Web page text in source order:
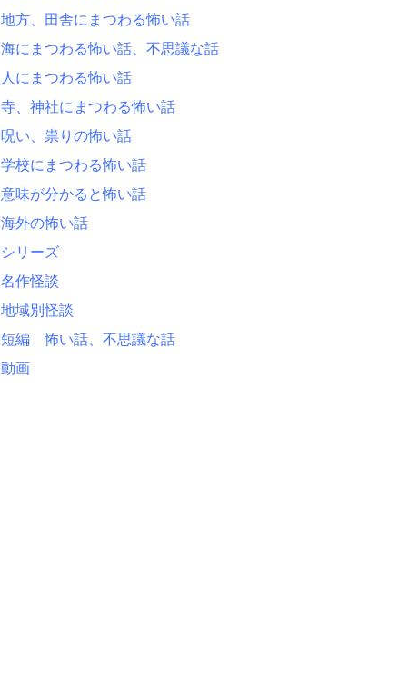
地方、田舎にまつわる怖い話
海にまつわる怖い話、不思議な話
人にまつわる怖い話
寺、神社にまつわる怖い話
呪い、祟りの怖い話
学校にまつわる怖い話
意味が分かると怖い話
海外の怖い話
シリーズ
名作怪談
地域別怪談
短編 怖い話、不思議な話
動画